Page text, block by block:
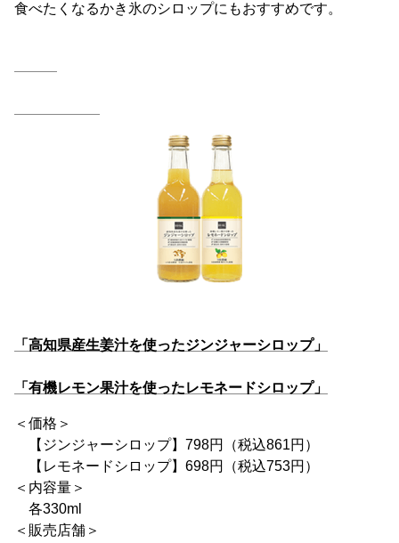
食べたくなるかき氷のシロップにもおすすめです。
「高知県産生姜汁を使ったジンジャーシロップ」
「有機レモン果汁を使ったレモネードシロップ」
＜価格＞
【ジンジャーシロップ】798円（税込861円）
【レモネードシロップ】698円（税込753円）
＜内容量＞
各330ml
＜販売店舗＞